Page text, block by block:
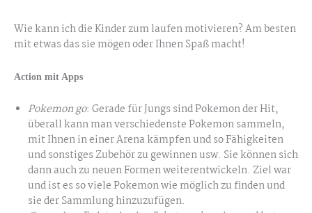
Wie kann ich die Kinder zum laufen motivieren? Am besten
mit etwas das sie mögen oder Ihnen Spaß macht!
Action mit Apps
Pokemon go: Gerade für Jungs sind Pokemon der Hit,
überall kann man verschiedenste Pokemon sammeln,
mit Ihnen in einer Arena kämpfen und so Fähigkeiten
und sonstiges Zubehör zu gewinnen usw. Sie können sich
dann auch zu neuen Formen weiterentwickeln. Ziel war
und ist es so viele Pokemon wie möglich zu finden und
sie der Sammlung hinzuzufügen.